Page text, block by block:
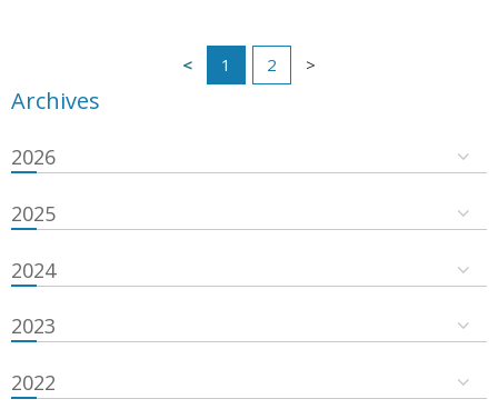
1 2
Archives
2026
2025
2024
2023
2022